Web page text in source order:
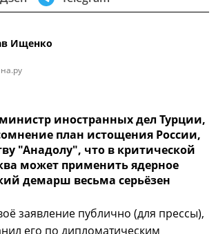
Ищенко
иностранных дел Турции,
план истощения России,
"Анадолу", что в критической
может применить ядерное
демарш весьма серьёзен
заявление публично (для прессы),
его по дипломатическим